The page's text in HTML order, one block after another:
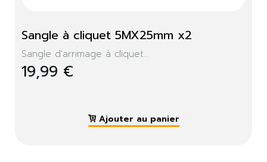
Sangle à cliquet 5MX25mm x2
Sangle d'arrimage à cliquet...
19,99 €
Ajouter au panier